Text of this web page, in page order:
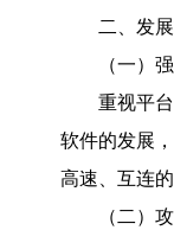
二、发展
（一）强
重视平台在
软件的发展
高速、互连
（二）攻